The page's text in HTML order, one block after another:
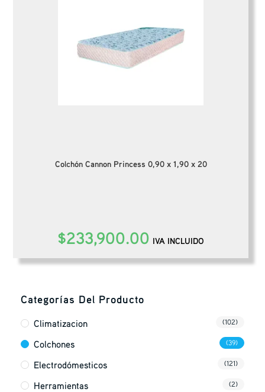
Colchón Cannon Princess 0,90 x 1,90 x 20
$233,900.00 IVA INCLUIDO
Categorías Del Producto
Climatizacion (102)
Colchones (39)
Electrodómesticos (121)
Herramientas (2)